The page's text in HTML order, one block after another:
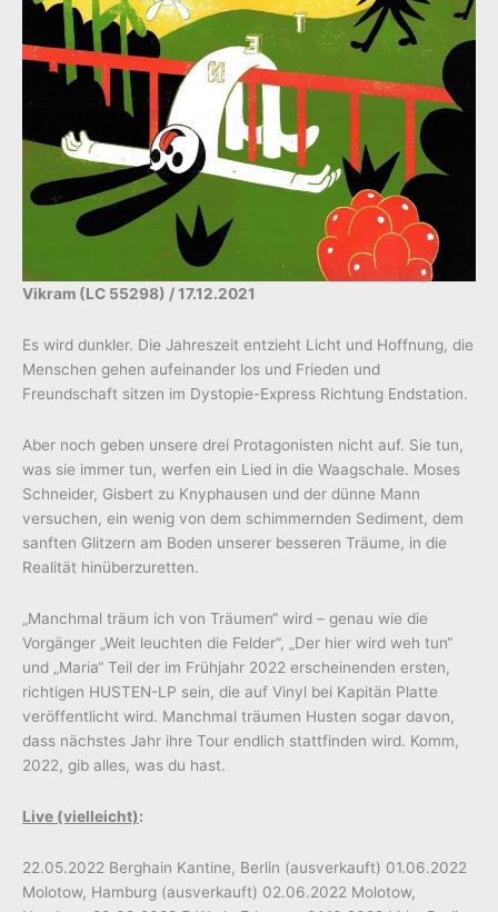
Vikram (LC 55298) / 17.12.2021
Es wird dunkler. Die Jahreszeit entzieht Licht und Hoffnung, die
Menschen gehen aufeinander los und Frieden und
Freundschaft sitzen im Dystopie-Express Richtung Endstation.
Aber noch geben unsere drei Protagonisten nicht auf. Sie tun,
was sie immer tun, werfen ein Lied in die Waagschale. Moses
Schneider, Gisbert zu Knyphausen und der dünne Mann
versuchen, ein wenig von dem schimmernden Sediment, dem
sanften Glitzern am Boden unserer besseren Träume, in die
Realität hinüberzuretten.
„Manchmal träum ich von Träumen“ wird – genau wie die
Vorgänger „Weit leuchten die Felder“, „Der hier wird weh tun“
und „Maria“ Teil der im Frühjahr 2022 erscheinenden ersten,
richtigen HUSTEN-LP sein, die auf Vinyl bei Kapitän Platte
veröffentlicht wird. Manchmal träumen Husten sogar davon,
dass nächstes Jahr ihre Tour endlich stattfinden wird. Komm,
2022, gib alles, was du hast.
Live (vielleicht):
22.05.2022 Berghain Kantine, Berlin (ausverkauft) 01.06.2022
Molotow, Hamburg (ausverkauft) 02.06.2022 Molotow,